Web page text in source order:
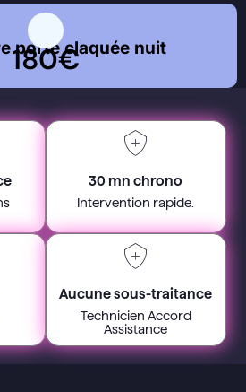
porte claquée nuit
180€
30 mn chrono
Intervention rapide.
Aucune sous-traitance
Technicien Accord
Assistance